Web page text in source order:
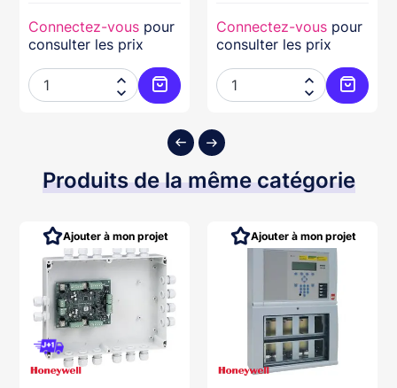
au panier
Connectez-vous pour
consulter les prix


Ajouter au panier
Connectez-vous pour
consulter les prix


Produits de la même catégorie
Ajouter à mon projet Ajouter à mon projet